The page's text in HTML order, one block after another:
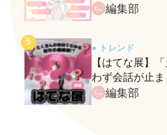
ネクストバズ予
編集部
● トレンド
【はてな展】
わず会話が止
てな展』に行っ
編集部